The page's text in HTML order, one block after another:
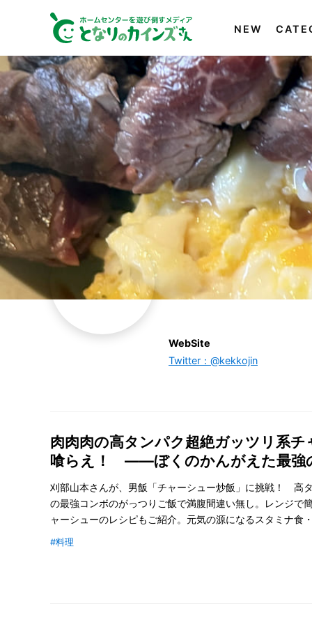
NEW
WebSite
Twitter：@kekkojin
肉肉肉の高タンパク超絶ガッツリ系チ
喰らえ！ ――ぼくのかんがえた最強
刈部山本さんが、男飯「チャーシュー炒飯」に挑戦！ 高
の最強コンボのがっつりご飯で満腹間違い無し。レンジで
ャーシューのレシピもご紹介。元気の源になるスタミナ食
#料理